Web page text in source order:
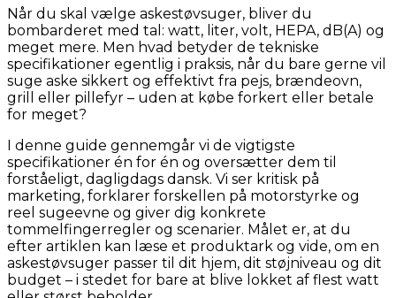
Når du skal vælge askestøvsuger, bliver du
bombarderet med tal: watt, liter, volt, HEPA, dB(A) og
meget mere. Men hvad betyder de tekniske
specifikationer egentlig i praksis, når du bare gerne vil
suge aske sikkert og effektivt fra pejs, brændeovn,
grill eller pillefyr – uden at købe forkert eller betale
for meget?
I denne guide gennemgår vi de vigtigste
specifikationer én for én og oversætter dem til
forståeligt, dagligdags dansk. Vi ser kritisk på
marketing, forklarer forskellen på motorstyrke og
reel sugeevne og giver dig konkrete
tommelfingerregler og scenarier. Målet er, at du
efter artiklen kan læse et produktark og vide, om en
askestøvsuger passer til dit hjem, dit støjniveau og dit
budget – i stedet for bare at blive lokket af flest watt